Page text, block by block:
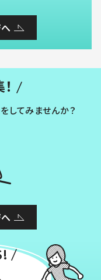
してみませんか？